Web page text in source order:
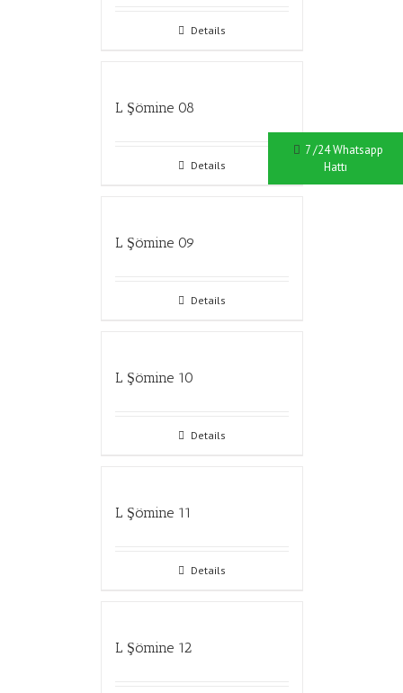
Details
L Şömine 08
Details
L Şömine 09
Details
L Şömine 10
Details
L Şömine 11
Details
L Şömine 12
7 /24 Whatsapp
Hattı